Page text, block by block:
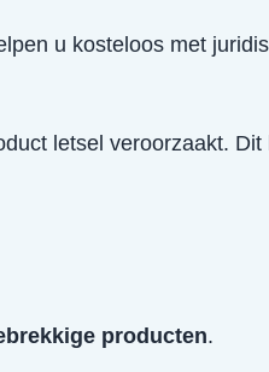
u kosteloos met
letsel veroorzaakt.
producten.